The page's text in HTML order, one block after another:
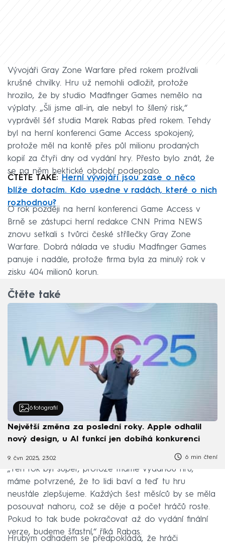
Vývojáři Gray Zone Warfare před rokem prožívali
krušné chvilky. Hru už nemohli odložit, protože
hrozilo, že by studio Madfinger Games nemělo na
výplaty. „Šli jsme all-in, ale nebyl to šílený risk,“
vyprávěl šéf studia Marek Rabas před rokem. Tehdy
byl na herní konferenci Game Access spokojený,
protože měl na kontě přes půl milionu prodaných
kopií za čtyři dny od vydání hry. Přesto bylo znát, že
se na něm hektické období podepsalo.
ČTĚTE TAKÉ:
Herní vývojáři jsou zase o něco
blíže dotacím. Kdo usedne v radách, které o nich
rozhodnou?
O rok později na herní konferenci Game Access v
Brně se zástupci herní redakce CNN Prima NEWS
znovu setkali s tvůrci české střílečky Gray Zone
Warfare. Dobrá nálada ve studiu Madfinger Games
panuje i nadále, protože firma byla za minulý rok v
zisku 404 milionů korun.
Čtěte také
6 fotografií
Největší změna za poslední roky. Apple odhalil
nový design, u AI funkcí jen dobíhá konkurenci
9. čvn 2025, 23:02 6 min čtení
„Ten rok byl super, protože máme vydanou hru,
máme potvrzené, že to lidi baví a teď tu hru
neustále zlepšujeme. Každých šest měsíců by se měla
posouvat nahoru, což se děje a počet hráčů roste.
Pokud to tak bude pokračovat až do vydání finální
verze, budeme šťastní,“ říká Rabas.
Hrubým odhadem se předpokládá, že hráči